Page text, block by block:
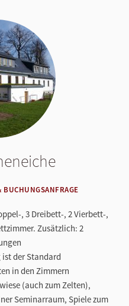
, 3 Dreibett-, 2 Vierbett-,
Zusätzlich: 2
der Standard
in den Zimmern
(auch zum Zelten),
Seminarraum, Spiele zum